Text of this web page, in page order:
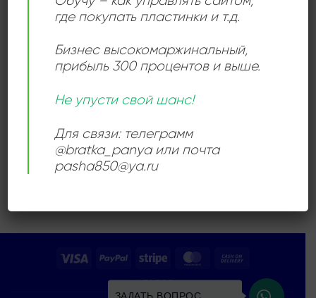
ПОП РОК
1200,00₽
Продается: Интернет-магазин
Пластиночка
Visa PayPal Stripe MasterCard
Delivery
КАТАЛОГ
где покупать пластинки и т.д.
Бизнес высокомаржинальный,
прибыль 300 процентов и выше.
Не упусти свой шанс!
Для связи: телеграмм
@bratka_panya или почта
pasha850@ya.ru